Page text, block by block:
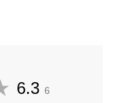
6.3 6